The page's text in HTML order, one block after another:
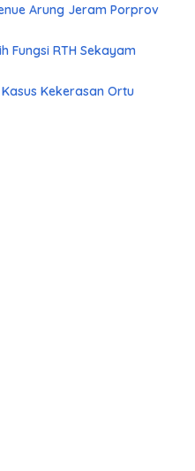
Arung Jeram Porprov
Fungsi RTH Sekayam
Kekerasan Ortu